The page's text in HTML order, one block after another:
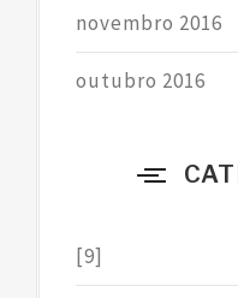
novembro 2016
outubro 2016
[9]